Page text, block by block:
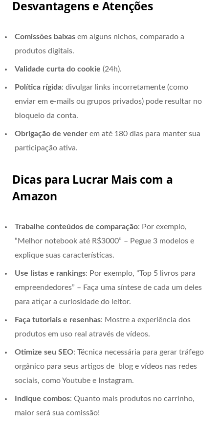
Desvantagens e Atenções
Comissões baixas em alguns nichos, comparado a
produtos digitais.
Validade curta do cookie (24h).
Política rígida: divulgar links incorretamente (como
enviar em e-mails ou grupos privados) pode resultar no
bloqueio da conta.
Obrigação de vender em até 180 dias para manter sua
participação ativa.
Dicas para Lucrar Mais com a
Amazon
Trabalhe conteúdos de comparação: Por exemplo,
“Melhor notebook até R$3000” – Pegue 3 modelos e
explique suas características.
Use listas e rankings: Por exemplo, “Top 5 livros para
empreendedores” – Faça uma síntese de cada um deles
para atiçar a curiosidade do leitor.
Faça tutoriais e resenhas: Mostre a experiência dos
produtos em uso real através de vídeos.
Otimize seu SEO: Técnica necessária para gerar tráfego
orgânico para seus artigos de blog e vídeos nas redes
sociais, como Youtube e Instagram.
Indique combos: Quanto mais produtos no carrinho,
maior será sua comissão!